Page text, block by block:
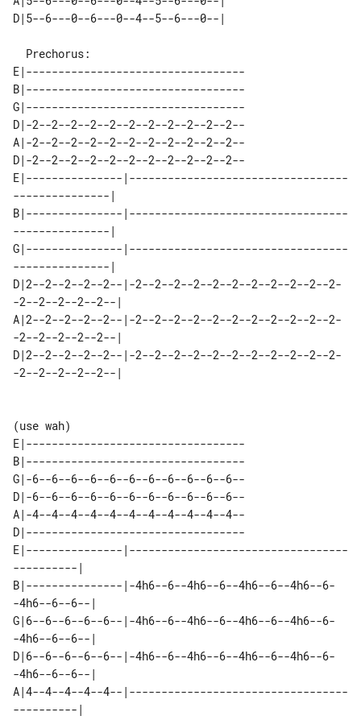
E|----------------------------------
B|----------------------------------
G|----------------------------------
D|-2--2--2--2--2--2--2--2--2--2--2--
A|-2--2--2--2--2--2--2--2--2--2--2--
D|-2--2--2--2--2--2--2--2--2--2--2--
E|---------------|----------------------------------
---------------|
B|---------------|----------------------------------
---------------|
G|---------------|----------------------------------
---------------|
D|2--2--2--2--2--|-2--2--2--2--2--2--2--2--2--2--2-
-2--2--2--2--2--|
A|2--2--2--2--2--|-2--2--2--2--2--2--2--2--2--2--2-
-2--2--2--2--2--|
D|2--2--2--2--2--|-2--2--2--2--2--2--2--2--2--2--2-
(use wah)
E|----------------------------------
B|----------------------------------
G|-6--6--6--6--6--6--6--6--6--6--6--
D|-6--6--6--6--6--6--6--6--6--6--6--
A|-4--4--4--4--4--4--4--4--4--4--4--
D|----------------------------------
E|---------------|----------------------------------
----------|
B|---------------|-4h6--6--4h6--6--4h6--6--4h6--6-
-4h6--6--6--|
G|6--6--6--6--6--|-4h6--6--4h6--6--4h6--6--4h6--6-
-4h6--6--6--|
D|6--6--6--6--6--|-4h6--6--4h6--6--4h6--6--4h6--6-
-4h6--6--6--|
A|4--4--4--4--4--|----------------------------------
----------|